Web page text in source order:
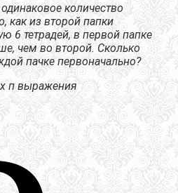
количество
как из второй папки
6 тетрадей, в первой папке
чем во второй. Сколько
пачке первоначально?
п выражения